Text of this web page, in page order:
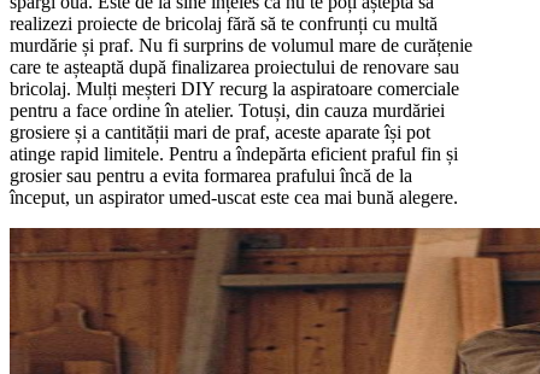
realizezi proiecte de bricolaj fără să te confrunți cu multă
murdărie și praf. Nu fi surprins de volumul mare de curățenie
care te așteaptă după finalizarea proiectului de renovare sau
bricolaj. Mulți meșteri DIY recurg la aspiratoare comerciale
pentru a face ordine în atelier. Totuși, din cauza murdăriei
grosiere și a cantității mari de praf, aceste aparate își pot
atinge rapid limitele. Pentru a îndepărta eficient praful fin și
grosier sau pentru a evita formarea prafului încă de la
început, un aspirator umed-uscat este cea mai bună alegere.